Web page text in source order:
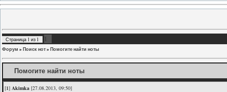
Страница 1 из 1 1
Форум »Поиск нот»Помогите найти ноты
Помогите найти ноты
[1] Akimka [27.08.2013, 09:50]